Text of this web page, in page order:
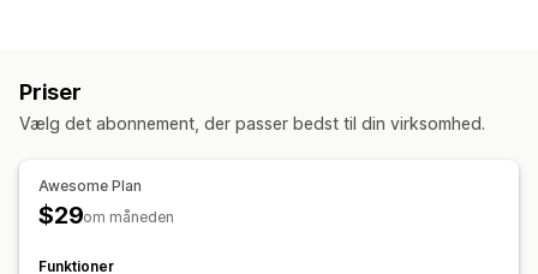
Priser
Vælg det abonnement, der passer bedst til din virksomhed.
Awesome Plan
$29om måneden
Funktioner